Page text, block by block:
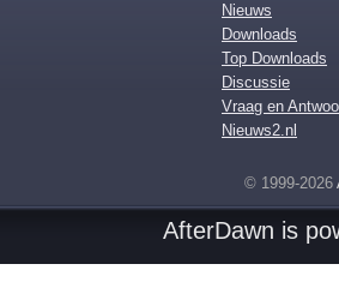
Nieuws
Downloads
Top Downloads
Discussie
Vraag en
Nieuws2.nl
© 1999-2026
AfterDawn is